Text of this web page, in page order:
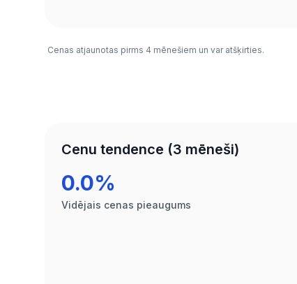
Cenas atjaunotas pirms 4 mēnešiem un var atšķirties.
Cenu tendence (3 mēneši)
0.0%
Vidējais cenas pieaugums